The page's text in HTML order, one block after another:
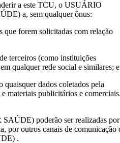
a este TCU, o USUÁRIO
a, sem qualquer ônus:
que forem solicitadas com relação
terceiros (como instituições
qualquer rede social e similares; e
quaisquer dados coletados pela
materiais publicitários e comerciais.
poderão ser realizadas
outros canais de comunicação
.